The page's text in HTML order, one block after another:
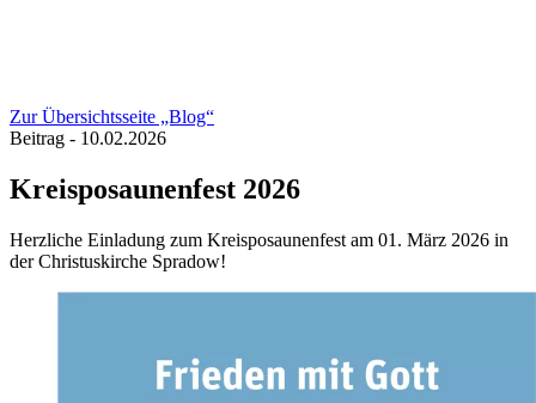
Zur Übersichtsseite „Blog“
Beitrag - 10.02.2026
Kreisposaunenfest 2026
Herzliche Einladung zum Kreisposaunenfest am 01. März 2026 in
der Christuskirche Spradow!